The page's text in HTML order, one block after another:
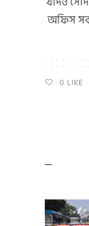
অফিস সব
0 LIKE